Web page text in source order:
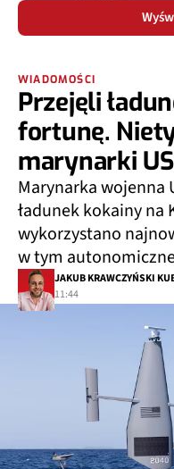
WIADOMOŚCI
Przejęli
fortunę.
marynarki
Marynarka wojenna
ładunek kokainy na
wykorzystano
w tym
JAKUB KRAWCZYŃSKI
11:44